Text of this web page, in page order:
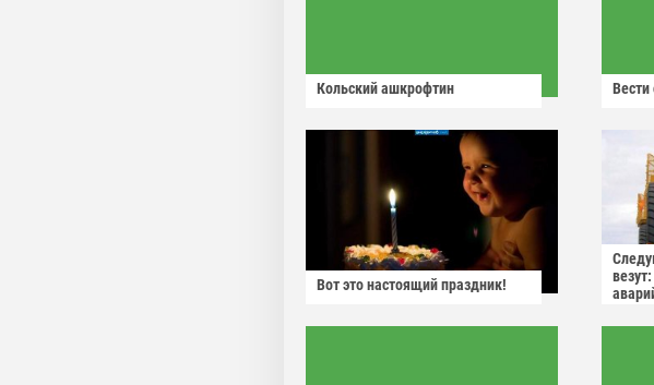
Кольский ашкрофтин
Вот это настоящий праздник!